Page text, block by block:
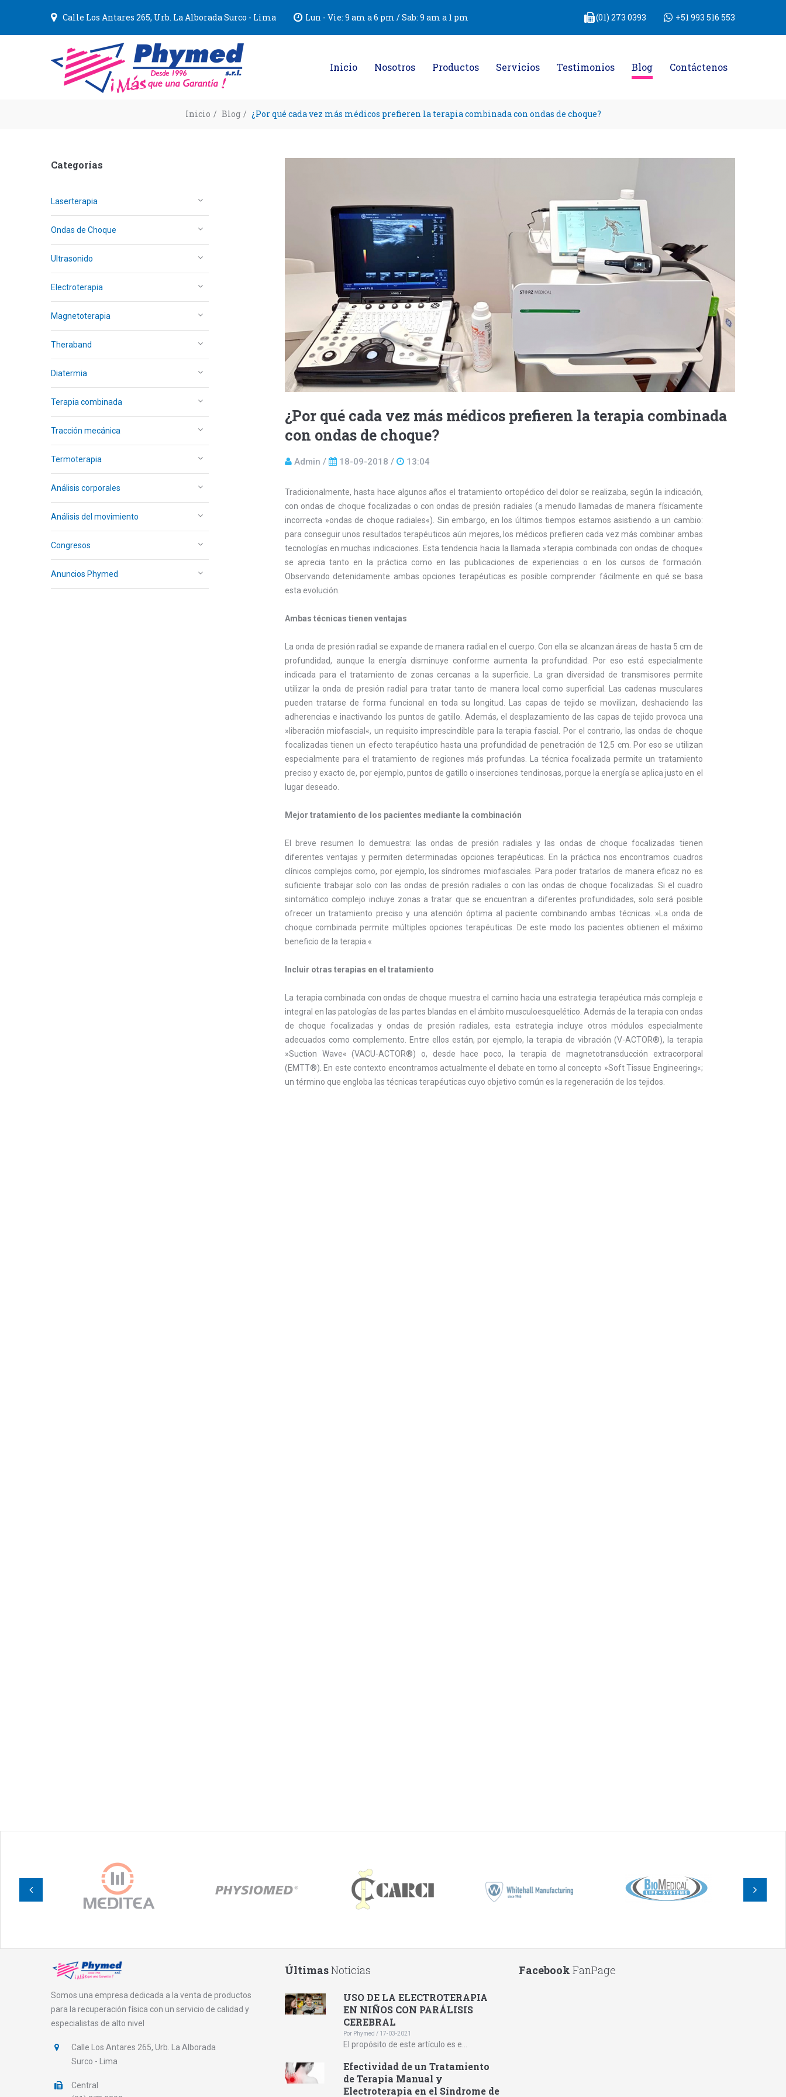
Calle Los Antares 265, Urb. La Alborada Surco - Lima Lun - Vie: 9 am a 6 pm / Sab: 9 am a 1 pm +51 993 516 553
(01) 273 0393
Inicio Nosotros Productos Servicios Testimonios Blog Contáctenos
Inicio / Blog / ¿Por qué cada vez más médicos prefieren la terapia combinada con ondas de choque?
Categorías
Laserterapia
Ondas de Choque
Ultrasonido
Electroterapia
Magnetoterapia
Theraband
Diatermia
Terapia combinada
Tracción mecánica
Termoterapia
Análisis corporales
Análisis del movimiento
Congresos
Anuncios Phymed
¿Por qué cada vez más médicos prefieren la terapia combinada
con ondas de choque?
Admin / 18-09-2018 / 13:04
Tradicionalmente, hasta hace algunos años el tratamiento ortopédico del dolor se realizaba, según la indicación,
con ondas de choque focalizadas o con ondas de presión radiales (a menudo llamadas de manera físicamente
incorrecta »ondas de choque radiales«). Sin embargo, en los últimos tiempos estamos asistiendo a un cambio:
para conseguir unos resultados terapéuticos aún mejores, los médicos prefieren cada vez más combinar ambas
tecnologías en muchas indicaciones. Esta tendencia hacia la llamada »terapia combinada con ondas de choque«
se aprecia tanto en la práctica como en las publicaciones de experiencias o en los cursos de formación.
Observando detenidamente ambas opciones terapéuticas es posible comprender fácilmente en qué se basa
esta evolución.
Ambas técnicas tienen ventajas
La onda de presión radial se expande de manera radial en el cuerpo. Con ella se alcanzan áreas de hasta 5 cm de
profundidad, aunque la energía disminuye conforme aumenta la profundidad. Por eso está especialmente
indicada para el tratamiento de zonas cercanas a la superficie. La gran diversidad de transmisores permite
utilizar la onda de presión radial para tratar tanto de manera local como superficial. Las cadenas musculares
pueden tratarse de forma funcional en toda su longitud. Las capas de tejido se movilizan, deshaciendo las
adherencias e inactivando los puntos de gatillo. Además, el desplazamiento de las capas de tejido provoca una
»liberación miofascial«, un requisito imprescindible para la terapia fascial. Por el contrario, las ondas de choque
focalizadas tienen un efecto terapéutico hasta una profundidad de penetración de 12,5 cm. Por eso se utilizan
especialmente para el tratamiento de regiones más profundas. La técnica focalizada permite un tratamiento
preciso y exacto de, por ejemplo, puntos de gatillo o inserciones tendinosas, porque la energía se aplica justo en el
lugar deseado.
Mejor tratamiento de los pacientes mediante la combinación
El breve resumen lo demuestra: las ondas de presión radiales y las ondas de choque focalizadas tienen
diferentes ventajas y permiten determinadas opciones terapéuticas. En la práctica nos encontramos cuadros
clínicos complejos como, por ejemplo, los síndromes miofasciales. Para poder tratarlos de manera eficaz no es
suficiente trabajar solo con las ondas de presión radiales o con las ondas de choque focalizadas. Si el cuadro
sintomático complejo incluye zonas a tratar que se encuentran a diferentes profundidades, solo será posible
ofrecer un tratamiento preciso y una atención óptima al paciente combinando ambas técnicas. »La onda de
choque combinada permite múltiples opciones terapéuticas. De este modo los pacientes obtienen el máximo
beneficio de la terapia.«
Incluir otras terapias en el tratamiento
La terapia combinada con ondas de choque muestra el camino hacia una estrategia terapéutica más compleja e
integral en las patologías de las partes blandas en el ámbito musculoesquelético. Además de la terapia con ondas
de choque focalizadas y ondas de presión radiales, esta estrategia incluye otros módulos especialmente
adecuados como complemento. Entre ellos están, por ejemplo, la terapia de vibración (V-ACTOR®), la terapia
»Suction Wave« (VACU-ACTOR®) o, desde hace poco, la terapia de magnetotransducción extracorporal
(EMTT®). En este contexto encontramos actualmente el debate en torno al concepto »Soft Tissue Engineering«;
un término que engloba las técnicas terapéuticas cuyo objetivo común es la regeneración de los tejidos.
Somos una empresa dedicada a la venta de productos
para la recuperación física con un servicio de calidad y
especialistas de alto nivel
Calle Los Antares 265, Urb. La Alborada
Surco - Lima
Central
ÚltimasNoticias
USO DE LA ELECTROTERAPIA
EN NIÑOS CON PARÁLISIS
CEREBRAL
Por Phymed / 17-03-2021
El propósito de este artículo es e...
Efectividad de un Tratamiento
de Terapia Manual y
Electroterapia en el Síndrome de
Facebook FanPage